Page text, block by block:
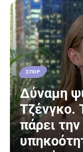
ΣΠΟΡ
Δύναμη
Τζένγκο.
πάρει